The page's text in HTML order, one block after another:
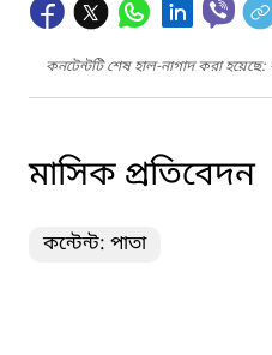
কনটেন্টটি শেষ হাল-নাগাদ করা
মাসিক প্রতিবেদন
কন্টেন্ট: পাতা